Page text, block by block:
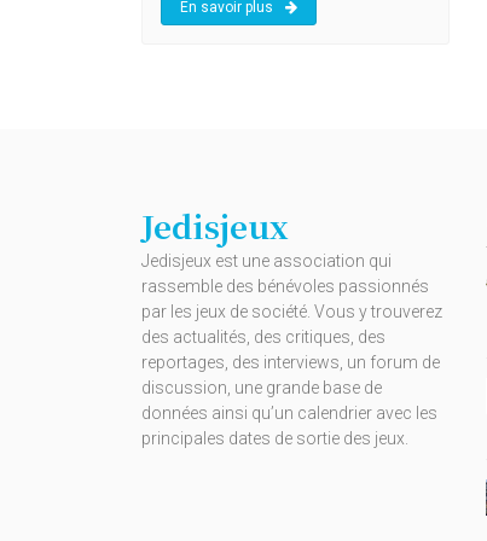
En savoir plus
Jedisjeux
Jedisjeux est une association qui
rassemble des bénévoles passionnés
par les jeux de société. Vous y trouverez
des actualités, des critiques, des
reportages, des interviews, un forum de
discussion, une grande base de
données ainsi qu’un calendrier avec les
principales dates de sortie des jeux.